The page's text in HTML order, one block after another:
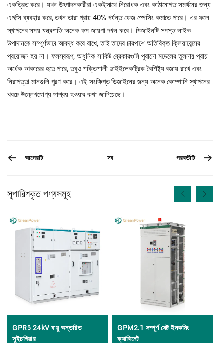
একত্রিত করে। যখন উৎপাদনকারীরা একইসাথে নিরোধক এবং কাঠামোগত সমর্থনের জন্য
এপক্সি ব্যবহার করে, তখন তারা প্রায় 40% পর্যন্ত ফেজ স্পেসিং কমাতে পারে। এর ফলে
স্থাপনের সময় যন্ত্রপাতি অনেক কম জায়গা দখল করে। ডিজাইনটি সমস্ত লাইভ
উপাদানকে সম্পূর্ণভাবে আবদ্ধ করে রাখে, তাই তাদের চারপাশে অতিরিক্ত ক্লিয়ারেন্সের
প্রয়োজন হয় না। ফলস্বরূপ, আধুনিক সার্কিট ব্রেকারগুলি পুরানো মডেলের তুলনায় প্রায়
অর্ধেক আকারের হতে পারে, তবুও শক্তিশালী ডাইইলেকট্রিক বৈশিষ্ট্য বজায় রাখে এবং
নিরাপত্তা মানগুলি পূরণ করে। এই সংক্ষিপ্ত ডিজাইনের জন্য অনেক কোম্পানি স্থাপনের
খরচে উল্লেখযোগ্য সাশ্রয় হওয়ার কথা জানিয়েছে।
আগেরটি সব পরবর্তীটি
সুপারিশকৃত পণ্যসমূহ
GPR6 24kV বায়ু অন্তরিত
সুইচগিয়ার
GPM2.1 সম্পূর্ণ সেট ইনকমিং
ক্যাবিনেট